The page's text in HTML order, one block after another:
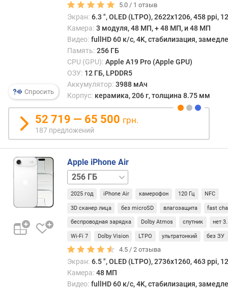
к
С
такие
а
х
к
д
е
ы
о
о
т
Спросить
5.0 / 1 отзыв
Экран: 6.3 ", OLED (LTPO), 2622x1206, 458 ppi,
Камера: 3 модуля, 48 МП, + 48 МП, и 48 МП
Видео: fullHD 60 к/с, 4K, стабилизация,
Память: 256 ГБ
CPU (GPU): Apple A19 Pro (Apple GPU)
ОЗУ: 12 ГБ, LPDDR5
Аккумулятор: 3988 мАч
Корпус: керамика, 206 г, толщина 8.75 мм
52 719 — 65 500 грн.
187 предложений
Apple iPhone Air
512 ГБ1 ТБ
2025 год iPhone Air камерофон 120 Гц NFC
3D сканер лица без microSD влагозащита fast
беспроводная зарядка Dolby Atmos спутник нет
Wi-Fi 7 Dolby Vision LTPO ультратонкий без ЗУ
4.5 /2 отзыва
Экран: 6.5 ", OLED (LTPO), 2736x1260, 463 ppi,
Камера: 48 МП
Видео: fullHD 60 к/с, 4K, стабилизация,